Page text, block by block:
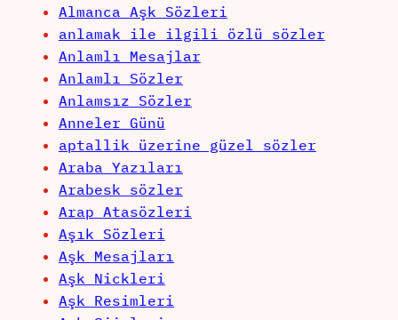
Almanca Aşk Sözleri
anlamak ile ilgili özlü sözler
Anlamlı Mesajlar
Anlamlı Sözler
Anlamsız Sözler
Anneler Günü
aptallik üzerine güzel sözler
Araba Yazıları
Arabesk sözler
Arap Atasözleri
Aşık Sözleri
Aşk Mesajları
Aşk Nickleri
Aşk Resimleri